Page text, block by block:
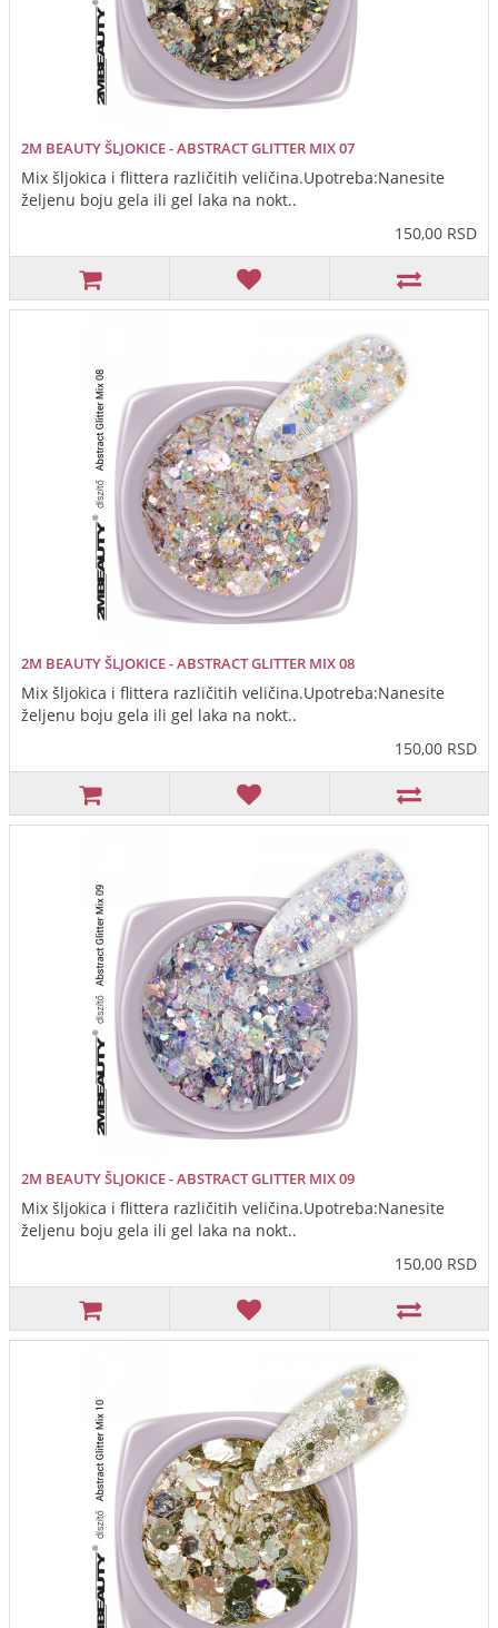
2M BEAUTY ŠLJOKICE - ABSTRACT GLITTER MIX 07
Mix šljokica i flittera različitih veličina.Upotreba:Nanesite
željenu boju gela ili gel laka na nokt..
150,00 RSD
2M BEAUTY ŠLJOKICE - ABSTRACT GLITTER MIX 08
Mix šljokica i flittera različitih veličina.Upotreba:Nanesite
željenu boju gela ili gel laka na nokt..
150,00 RSD
2M BEAUTY ŠLJOKICE - ABSTRACT GLITTER MIX 09
Mix šljokica i flittera različitih veličina.Upotreba:Nanesite
željenu boju gela ili gel laka na nokt..
150,00 RSD